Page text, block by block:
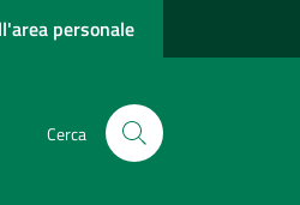
personale
Cerca